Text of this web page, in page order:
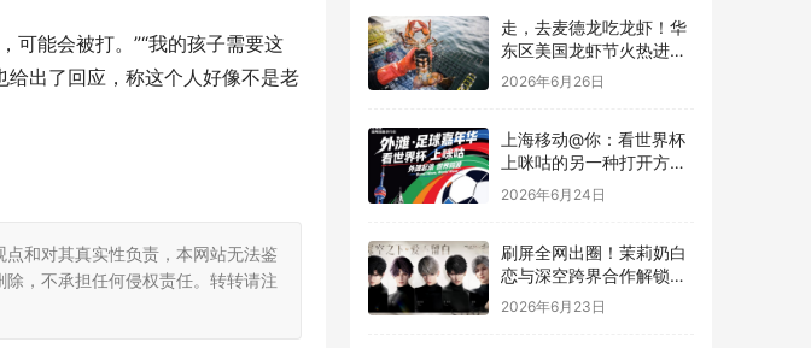
可能会被打。”“我的孩子需要这
给出了回应，称这个人好像不是老
和对其真实性负责，本网站无法鉴
，不承担任何侵权责任。转转请注
走，去麦德龙吃龙虾！华
东区美国龙虾节火热进行
中
2026年6月26日
上海移动@你：看世界杯
上咪咕的另一种打开方
式，在外滩！
2026年6月24日
刷屏全网出圈！茉莉奶白
恋与深空跨界合作解锁茶
饮联名新高度
2026年6月23日